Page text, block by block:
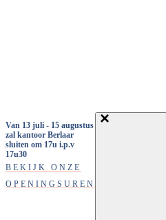
Van 13 juli - 15 augustus
zal kantoor Berlaar
sluiten om 17u i.p.v
17u30
BEKIJK ONZE
OPENINGSUREN